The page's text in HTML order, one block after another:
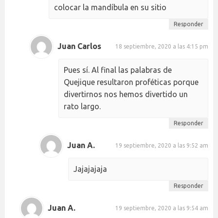
colocar la mandíbula en su sitio
Responder
Juan Carlos 18 septiembre, 2020 a las 4:15 pm
Pues sí. Al final las palabras de
Quejique resultaron proféticas porque
divertirnos nos hemos divertido un
rato largo.
Responder
Juan A. 19 septiembre, 2020 a las 9:52 am
Jajajajaja
Responder
Juan A. 19 septiembre, 2020 a las 9:54 am